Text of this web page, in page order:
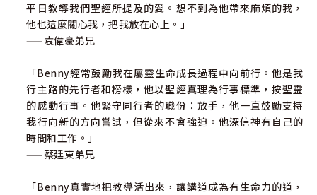
平日教導我們聖經所提及的愛。想不到為他帶來麻煩的我，
他也這麼關心我，把我放在心上。」
——袁偉豪弟兄
「Benny經常鼓勵我在屬靈生命成長過程中向前行。他是我
行主路的先行者和榜樣，他以聖經真理為行事標準，按聖靈
的感動行事。他緊守同行者的職份：放手，他一直鼓勵支持
我行向新的方向嘗試，但從來不會強迫。他深信神有自己的
時間和工作。」
——蔡廷東弟兄
「Benny真實地把教導活出來，讓講道成為有生命力的道，